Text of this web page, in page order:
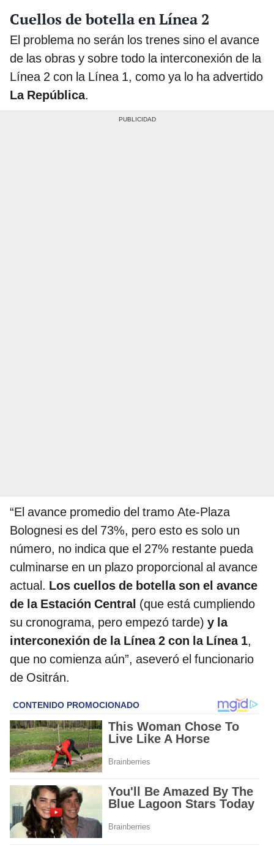
Cuellos de botella en Línea 2
El problema no serán los trenes sino el avance
de las obras y sobre todo la interconexión de la
Línea 2 con la Línea 1, como ya lo ha advertido
La República.
“El avance promedio del tramo Ate-Plaza
Bolognesi es del 73%, pero esto es solo un
número, no indica que el 27% restante pueda
culminarse en un plazo proporcional al avance
actual. Los cuellos de botella son el avance
de la Estación Central (que está cumpliendo
su cronograma, pero empezó tarde) y la
interconexión de la Línea 2 con la Línea 1,
que no comienza aún”, aseveró el funcionario
de Ositrán.